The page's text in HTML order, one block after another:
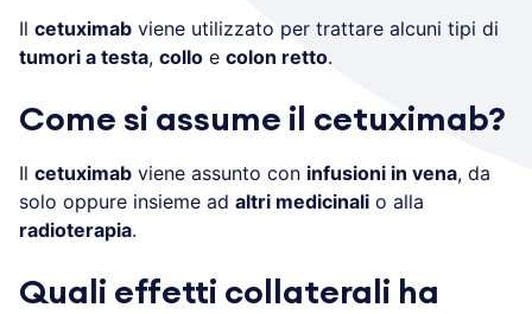
Il cetuximab viene utilizzato per trattare alcuni tipi di
tumori a testa, collo e colon retto.
Come si assume il cetuximab?
Il cetuximab viene assunto con infusioni in vena, da
solo oppure insieme ad altri medicinali o alla
radioterapia.
Quali effetti collaterali ha